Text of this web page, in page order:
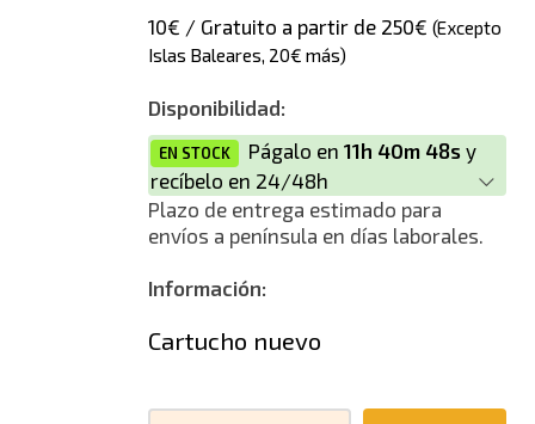
10€ / Gratuito a partir de 250€ (Excepto
Islas Baleares, 20€ más)
Disponibilidad:
EN STOCK Págalo en 11h 40m 48s y
recíbelo en 24/48h
Plazo de entrega estimado para
envíos a península en días laborales.
Información:
Cartucho nuevo